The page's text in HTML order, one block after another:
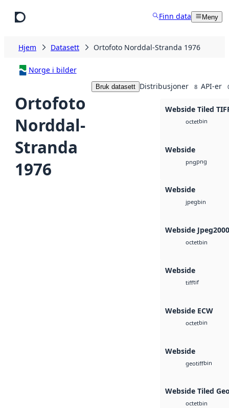
Finn data Meny
Hjem Datasett Ortofoto Norddal-Stranda 1976
Norge i bilder
Ortofoto
Norddal-
Stranda
1976
Bruk datasett Distribusjoner 8 API-er
Webside Tiled
octetbin
Webside
pngpng
Webside
jpegbin
Webside Jpeg2000
octetbin
Webside
tifftif
Webside ECW
octetbin
Webside
geotiffbin
Webside Tiled
octetbin